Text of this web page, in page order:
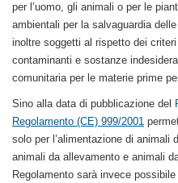
per l’uomo, gli animali o per le
ambientali per la salvaguardia
inoltre soggetti al rispetto dei
contaminanti e sostanze
comunitaria per le materie prime
Sino alla data di pubblicazione del
Regolamento (CE) 999/2001
solo per l’alimentazione di animali
animali da allevamento e animali
Regolamento sarà invece